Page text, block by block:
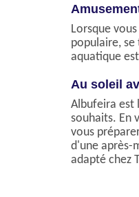
Lorsque
populaire, se
aquatique
Au soleil
Albufeira est
souhaits. En
vous
d'une après-
adapté chez